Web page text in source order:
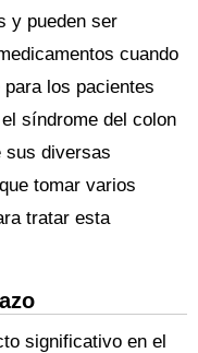
y pueden ser
cuando
los pacientes
síndrome del colon
sus diversas
tomar varios
tratar esta
significativo en el